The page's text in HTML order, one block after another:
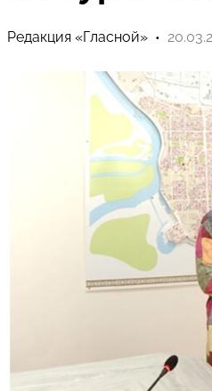
Редакция «Гласной»